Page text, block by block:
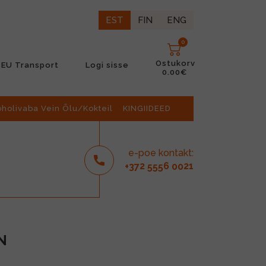
EST FIN ENG
EU Transport Logi sisse
0
Ostukorv
0.00€
Vein Õlu/Kokteil KINGIIDEED
e-poe kontakt:
+372 5556 0021